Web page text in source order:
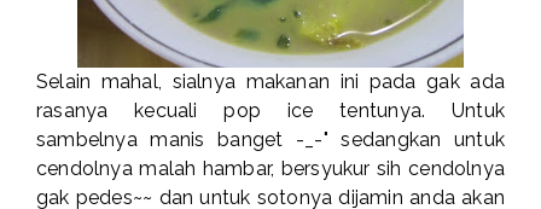
Selain mahal, sialnya makanan ini pada gak ada
rasanya kecuali pop ice tentunya. Untuk
sambelnya manis banget -_-" sedangkan untuk
cendolnya malah hambar, bersyukur sih cendolnya
gak pedes~~ dan untuk sotonya dijamin anda akan